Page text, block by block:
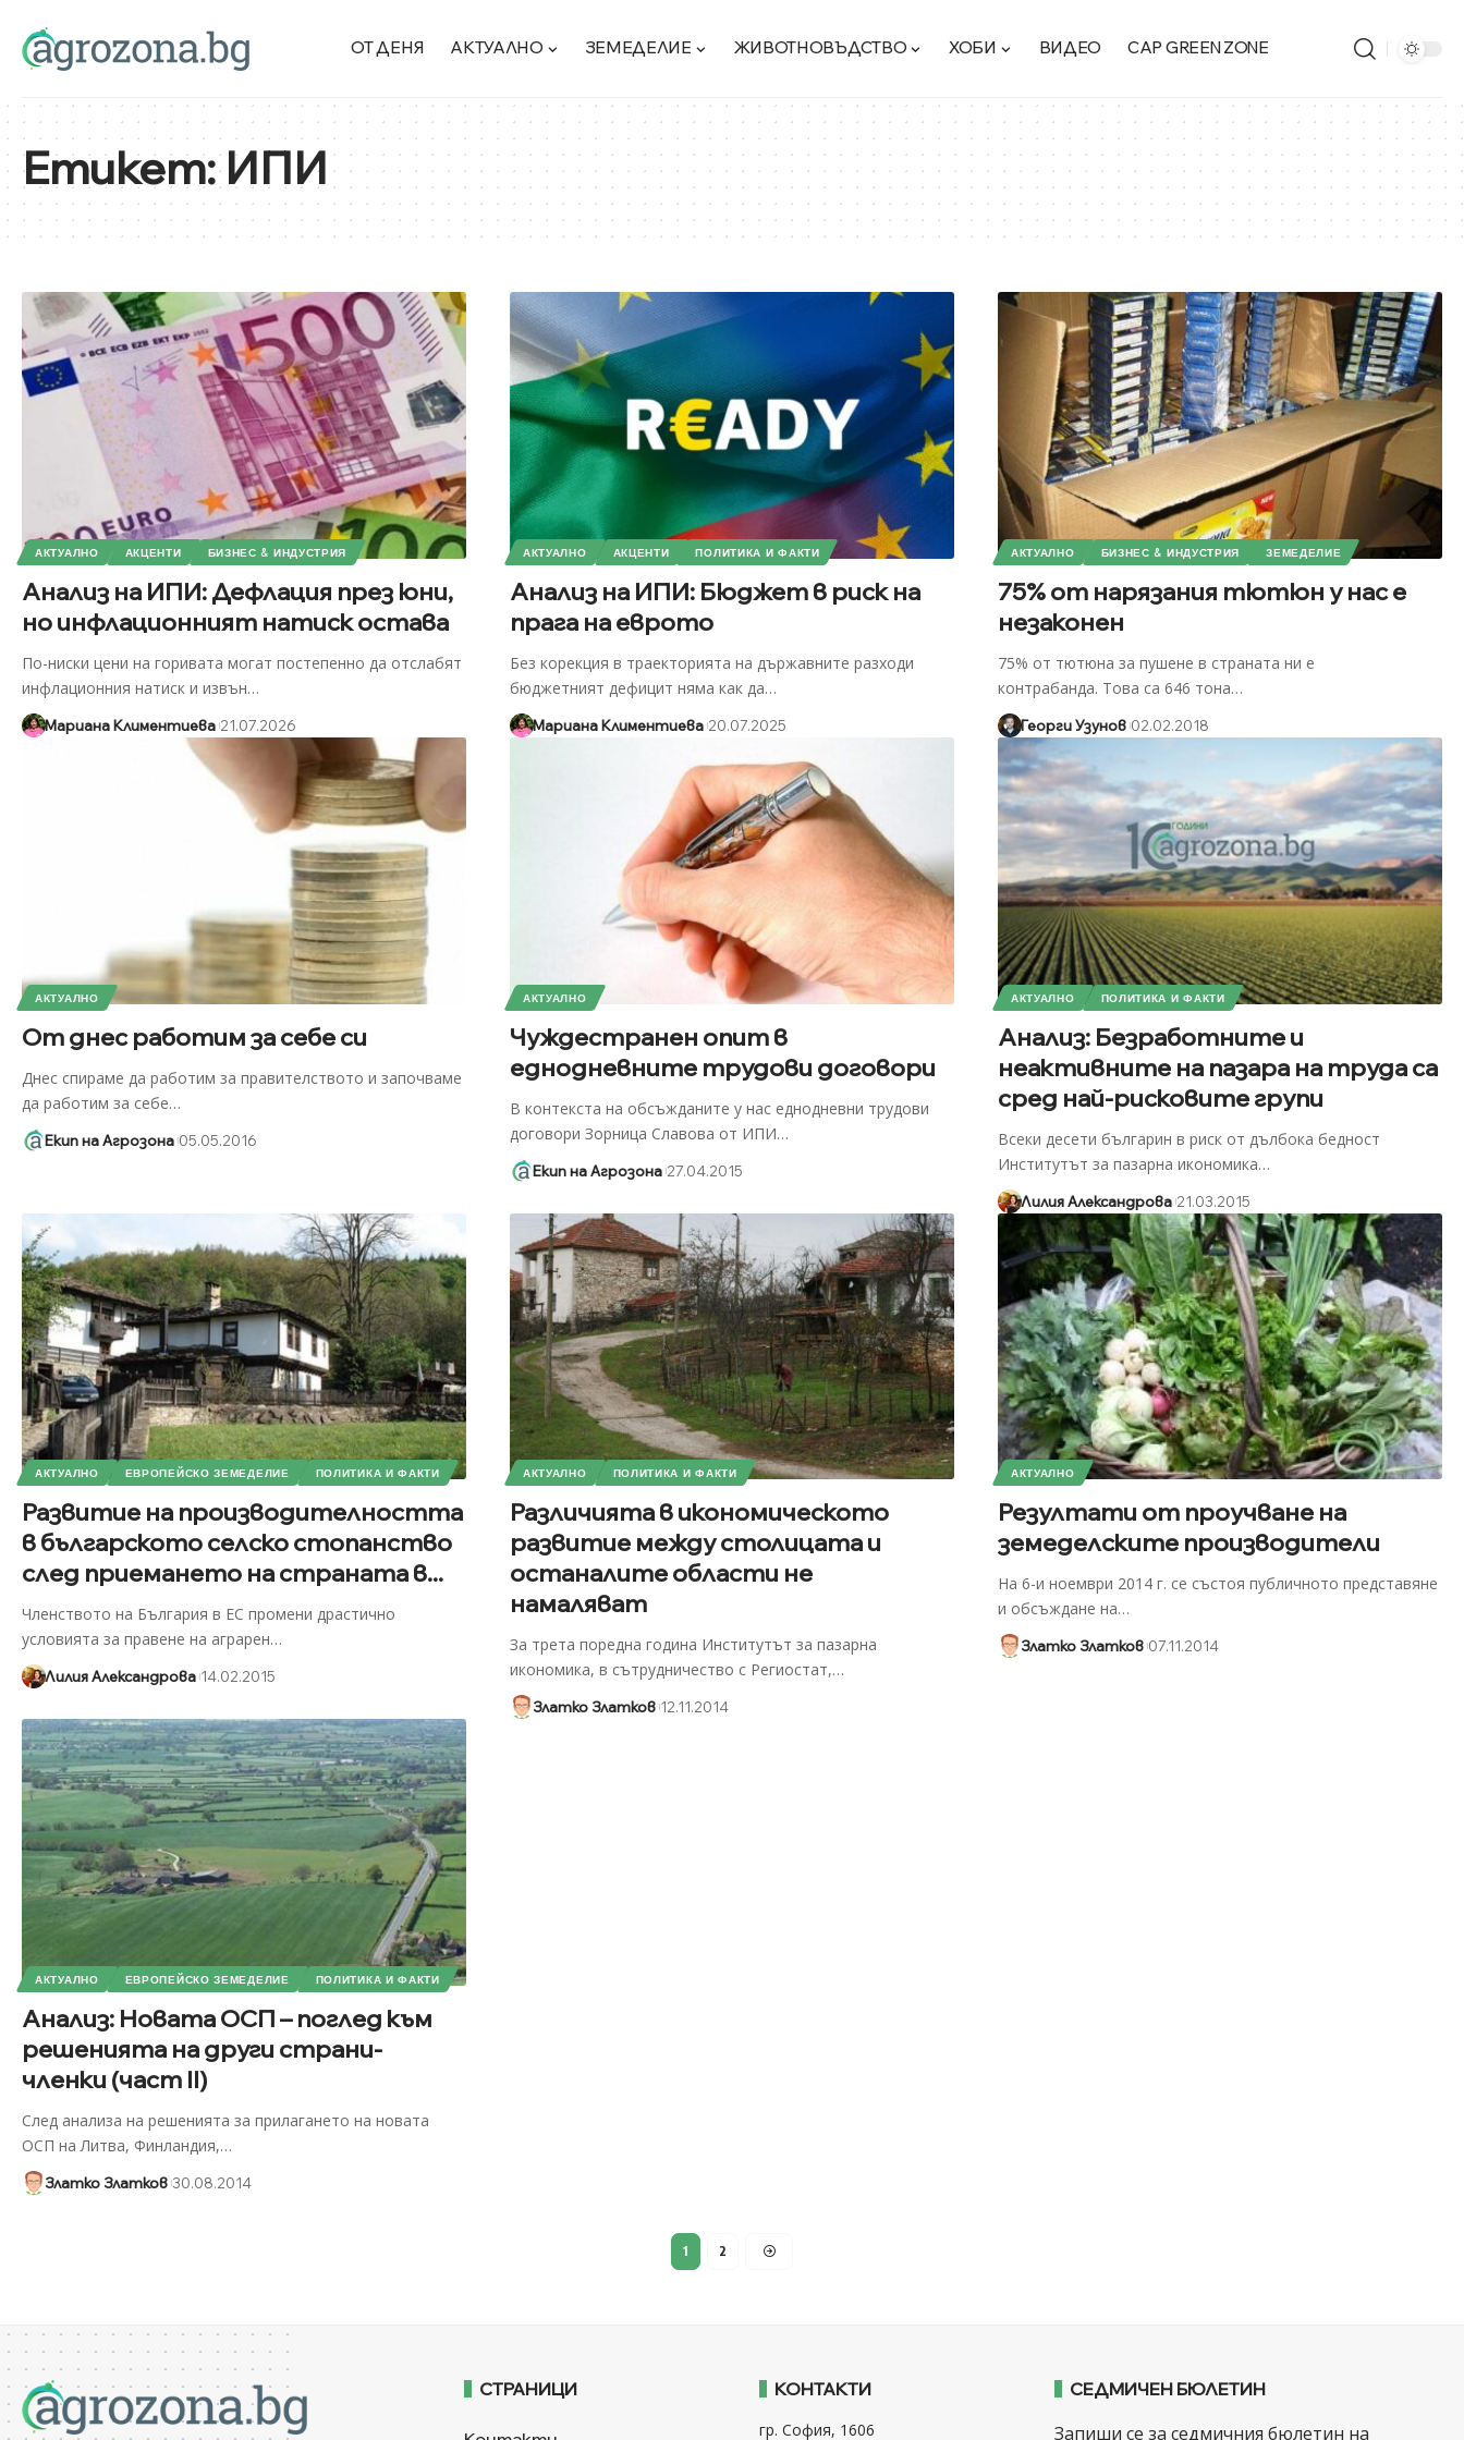
ОТ ДЕНЯ АКТУАЛНО ЗЕМЕДЕЛИЕ ЖИВОТНОВЪДСТВО ХОБИ ВИДЕО CAP GREEN ZONE
Етикет:ИПИ
АКТУАЛНО АКЦЕНТИ БИЗНЕС & ИНДУСТРИЯ
Анализ на ИПИ: Дефлация през юни,
но инфлационният натиск остава
По-ниски цени на горивата могат постепенно да отслабят
инфлационния натиск и извън…
Мариана Климентиева 21.07.2026
АКТУАЛНО АКЦЕНТИ ПОЛИТИКА И ФАКТИ
Анализ на ИПИ: Бюджет в риск на
прага на еврото
Без корекция в траекторията на държавните разходи
бюджетният дефицит няма как да…
Мариана Климентиева 20.07.2025
АКТУАЛНО БИЗНЕС & ИНДУСТРИЯ ЗЕМЕДЕЛИЕ
75% от нарязания тютюн у нас е
незаконен
75% от тютюна за пушене в страната ни е
контрабанда. Това са 646 тона…
Георги Узунов 02.02.2018
АКТУАЛНО
От днес работим за себе си
Днес спираме да работим за правителството и започваме
да работим за себе…
Екип на Агрозона 05.05.2016
АКТУАЛНО
Чуждестранен опит в
еднодневните трудови договори
В контекста на обсъжданите у нас еднодневни трудови
договори Зорница Славова от ИПИ…
Екип на Агрозона 27.04.2015
АКТУАЛНО ПОЛИТИКА И ФАКТИ
Анализ: Безработните и
неактивните на пазара на труда са
сред най-рисковите групи
Всеки десети българин в риск от дълбока бедност
Институтът за пазарна икономика…
Лилия Александрова 21.03.2015
АКТУАЛНО ЕВРОПЕЙСКО ЗЕМЕДЕЛИЕ ПОЛИТИКА И ФАКТИ
Развитие на производителността
в българското селско стопанство
след приемането на страната в...
Членството на България в ЕС промени драстично
условията за правене на аграрен…
Лилия Александрова 14.02.2015
АКТУАЛНО ПОЛИТИКА И ФАКТИ
Различията в икономическото
развитие между столицата и
останалите области не
намаляват
За трета поредна година Институтът за пазарна
икономика, в сътрудничество с Региостат,…
Златко Златков 12.11.2014
АКТУАЛНО
Резултати от проучване на
земеделските производители
На 6-и ноември 2014 г. се състоя публичното представяне
и обсъждане на…
Златко Златков 07.11.2014
АКТУАЛНО ЕВРОПЕЙСКО ЗЕМЕДЕЛИЕ ПОЛИТИКА И ФАКТИ
Анализ: Новата ОСП – поглед към
решенията на други страни-
членки (част ІІ)
След анализа на решенията за прилагането на новата
ОСП на Литва, Финландия,…
Златко Златков 30.08.2014
1 2
СТРАНИЦИ КОНТАКТИ
гр. София, 1606
СЕДМИЧЕН БЮЛЕТИН
Запиши се за седмичния бюлетин на